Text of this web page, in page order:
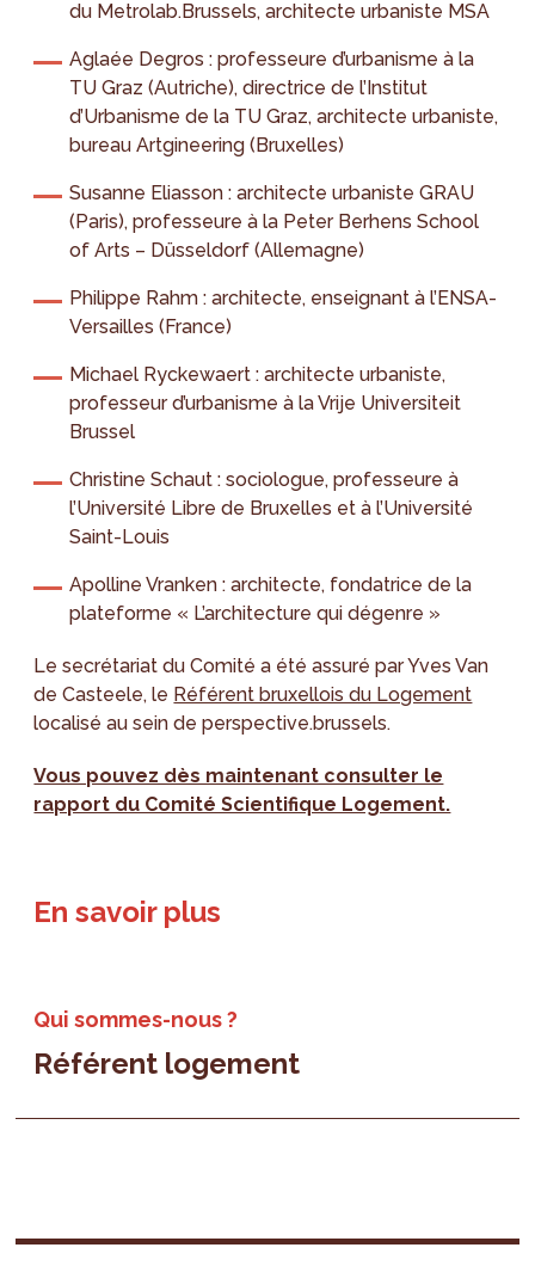
du Metrolab.Brussels, architecte urbaniste MSA
Aglaée Degros : professeure d’urbanisme à la
TU Graz (Autriche), directrice de l’Institut
d’Urbanisme de la TU Graz, architecte urbaniste,
bureau Artgineering (Bruxelles)
Susanne Eliasson : architecte urbaniste GRAU
(Paris), professeure à la Peter Berhens School
of Arts – Düsseldorf (Allemagne)
Philippe Rahm : architecte, enseignant à l’ENSA-
Versailles (France)
Michael Ryckewaert : architecte urbaniste,
professeur d’urbanisme à la Vrije Universiteit
Brussel
Christine Schaut : sociologue, professeure à
l’Université Libre de Bruxelles et à l’Université
Saint-Louis
Apolline Vranken : architecte, fondatrice de la
plateforme « L’architecture qui dégenre »
Le secrétariat du Comité a été assuré par Yves Van
de Casteele, le Référent bruxellois du Logement
localisé au sein de perspective.brussels.
Vous pouvez dès maintenant consulter le
rapport du Comité Scientifique Logement.
En savoir plus
Qui sommes-nous ?
Référent logement